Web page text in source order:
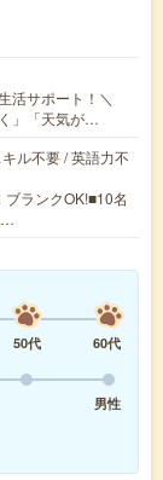
活サポート！＼
」「天気が…
ル不要 / 英語力不
ランクOK!■10名
…
50代
60代
男性